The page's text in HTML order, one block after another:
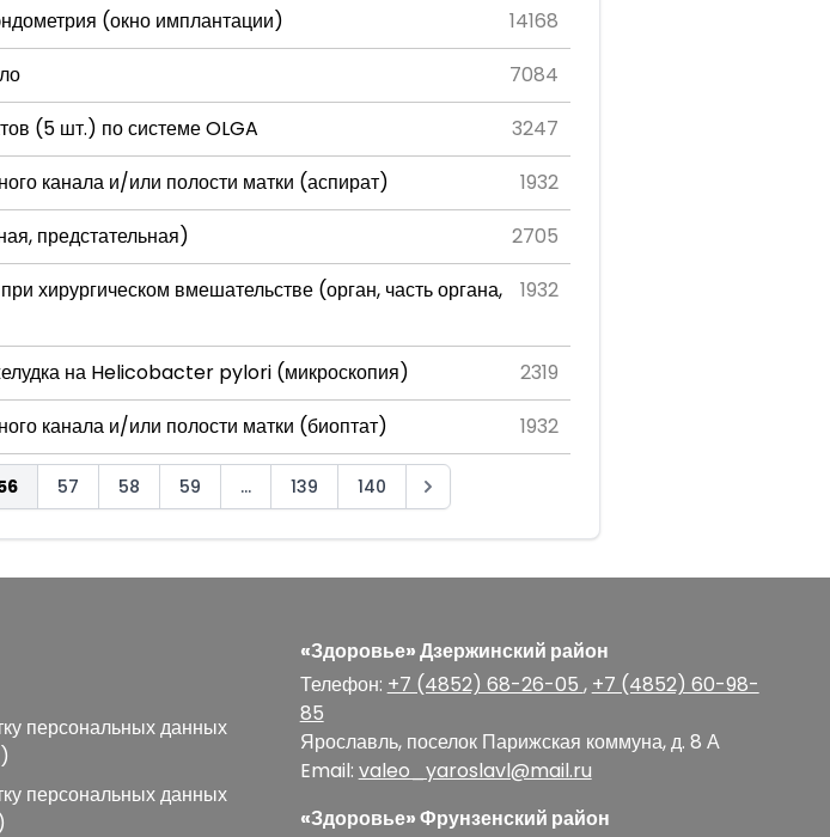
(окно имплантации)
14168
7084
(5 шт.) по системе OLGA
3247
канала и/или полости матки (аспират)
1932
предстательная)
2705
хирургическом вмешательстве (орган, часть органа,
1932
на Helicobacter pylori (микроскопия)
2319
канала и/или полости матки (биоптат)
1932
57 58 59 ... 139 140
персональных данных
персональных данных
«Здоровье» Дзержинский район
Телефон: +7 (4852) 68-26-05 , +7 (4852) 60-98-
85
Ярославль, поселок Парижская коммуна, д. 8 А
Email: valeo_yaroslavl@mail.ru
«Здоровье» Фрунзенский район